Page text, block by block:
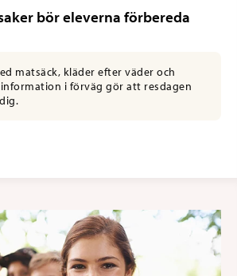
bör eleverna förbereda
matsäck, kläder efter väder och
i förväg gör att resdagen